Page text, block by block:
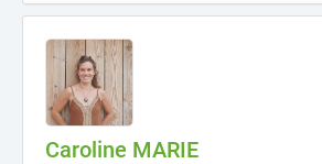
Caroline MARIE